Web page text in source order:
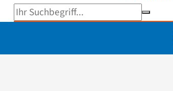
Suchbegriff eingeben